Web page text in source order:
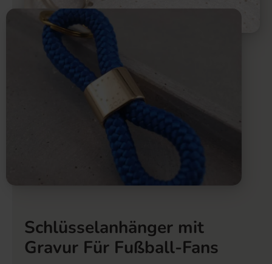
Schlüsselanhänger mit
Gravur Für Fußball-Fans